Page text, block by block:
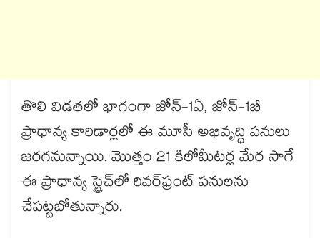
తొలి విడతలో భాగంగా జోన్-1ఏ, జోన్-1బీ
ప్రాధాన్య కారిడార్లలో ఈ మూసీ అభివృద్ధి పనులు
జరగనున్నాయి. మొత్తం 21 కిలోమీటర్ల మేర సాగే
ఈ ప్రాధాన్య స్ట్రెచ్‌లో రివర్‌ఫ్రంట్ పనులను
చేపట్టబోతున్నారు.